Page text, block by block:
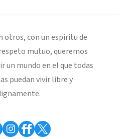
otros, con un espíritu de
mutuo, queremos
un mundo en el que todas
puedan vivir libre y